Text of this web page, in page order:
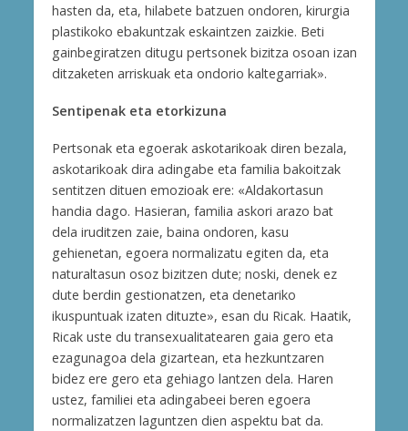
hasten da, eta, hilabete batzuen ondoren, kirurgia
plastikoko ebakuntzak eskaintzen zaizkie. Beti
gainbegiratzen ditugu pertsonek bizitza osoan izan
ditzaketen arriskuak eta ondorio kaltegarriak».
Sentipenak eta etorkizuna
Pertsonak eta egoerak askotarikoak diren bezala,
askotarikoak dira adingabe eta familia bakoitzak
sentitzen dituen emozioak ere: «Aldakortasun
handia dago. Hasieran, familia askori arazo bat
dela iruditzen zaie, baina ondoren, kasu
gehienetan, egoera normalizatu egiten da, eta
naturaltasun osoz bizitzen dute; noski, denek ez
dute berdin gestionatzen, eta denetariko
ikuspuntuak izaten dituzte», esan du Ricak. Haatik,
Ricak uste du transexualitatearen gaia gero eta
ezagunagoa dela gizartean, eta hezkuntzaren
bidez ere gero eta gehiago lantzen dela. Haren
ustez, familiei eta adingabeei beren egoera
normalizatzen laguntzen dien aspektu bat da.